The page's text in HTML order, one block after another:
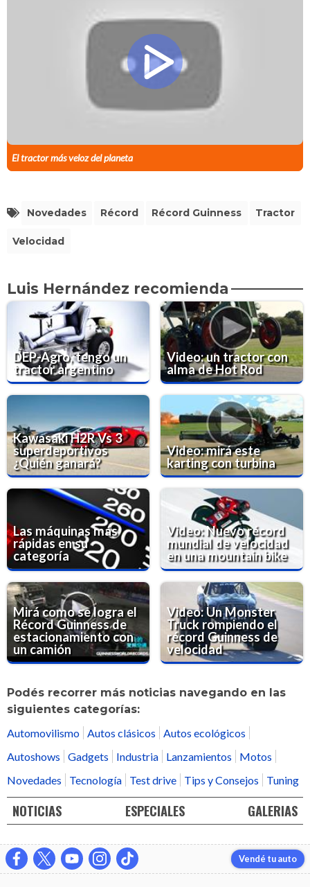
El tractor más veloz del planeta
Novedades Récord Récord Guinness Tractor
Velocidad
Luis Hernández recomienda
DEP-Agro, tengo un
tractor argentino
Video: un tractor con
alma de Hot Rod
Kawasaki H2R Vs 3
superdeportivos
¿Quién ganará?
Video: mirá este
karting con turbina
Las máquinas más
rápidas en su
categoría
Video: Nuevo récord
mundial de velocidad
en una mountain bike
Mirá como se logra el
Récord Guinness de
estacionamiento con
un camión
Video: Un Monster
Truck rompiendo el
récord Guinness de
velocidad
Podés recorrer más noticias navegando en las
siguientes categorías:
Automovilismo
Autos clásicos
Autos ecológicos
Autoshows
Gadgets Industria Lanzamientos
Motos
Novedades
Tecnología Test drive Tips y Consejos Tuning
NOTICIAS ESPECIALES GALERIAS
Vendé tu auto